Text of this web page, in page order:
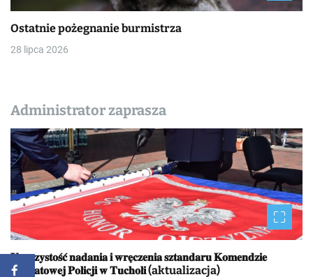
Ostatnie pożegnanie burmistrza
28 lipca 2026
Administrator zaprasza
𝐔𝐫𝐨𝐜𝐳𝐲𝐬𝐭𝐨𝐬́𝐜́ 𝐧𝐚𝐝𝐚𝐧𝐢𝐚 𝐢 𝐰𝐫𝐞̨𝐜𝐳𝐞𝐧𝐢𝐚 𝐬𝐳𝐭𝐚𝐧𝐝𝐚𝐫𝐮 𝐊𝐨𝐦𝐞𝐧𝐝𝐳𝐢𝐞
𝐏𝐨𝐰𝐢𝐚𝐭𝐨𝐰𝐞𝐣 𝐏𝐨𝐥𝐢𝐜𝐣𝐢 𝐰 𝐓𝐮𝐜𝐡𝐨𝐥𝐢 (aktualizacja)